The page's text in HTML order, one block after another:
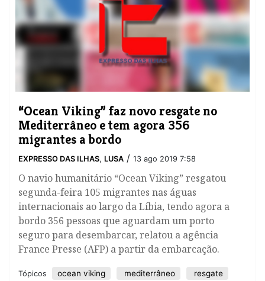
“Ocean Viking” faz novo resgate no
Mediterrâneo e tem agora 356
migrantes a bordo
EXPRESSO DAS ILHAS, LUSA / 13 ago 2019 7:58
​O navio humanitário “Ocean Viking” resgatou
segunda-feira 105 migrantes nas águas
internacionais ao largo da Líbia, tendo agora a
bordo 356 pessoas que aguardam um porto
seguro para desembarcar, relatou a agência
France Presse (AFP) a partir da embarcação.
Tópicos ocean viking mediterrâneo
resgate